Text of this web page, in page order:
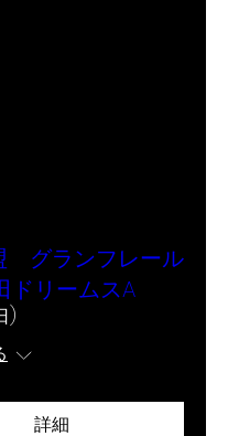
グランフレール
ドリームスA
)
詳細